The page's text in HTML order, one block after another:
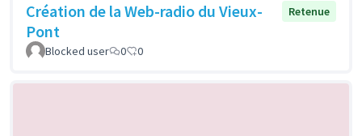
Création de la Web-radio du Vieux-
Pont
Retenue
Blocked user 0 0